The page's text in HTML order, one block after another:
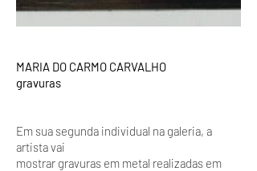
MARIA DO CARMO CARVALHO
gravuras
Em sua segunda individual na galeria, a
artista vai
mostrar gravuras em metal realizadas em